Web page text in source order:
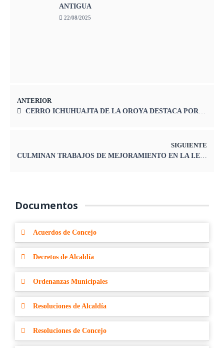
ANTIGUA
22/08/2025
ANTERIOR
CERRO ICHUHUAJTA DE LA OROYA DESTACA POR SU GRAN POTENCIAL CULTURAL Y TURÍSTICO
SIGUIENTE
CULMINAN TRABAJOS DE MEJORAMIENTO EN LA I.E. LEONCIO ASTETE RODRÍGUEZ
Documentos
Acuerdos de Concejo
Decretos de Alcaldía
Ordenanzas Municipales
Resoluciones de Alcaldía
Resoluciones de Concejo